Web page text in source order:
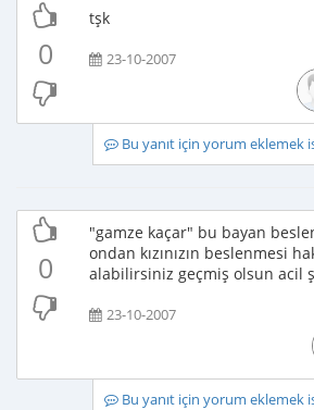
0
tşk
23-10-2007
Bu yanıt için yorum eklemek
0
"gamze kaçar" bu bayan
ondan kızınızın beslenmesi
alabilirsiniz geçmiş olsun acil
23-10-2007
Bu yanıt için yorum eklemek